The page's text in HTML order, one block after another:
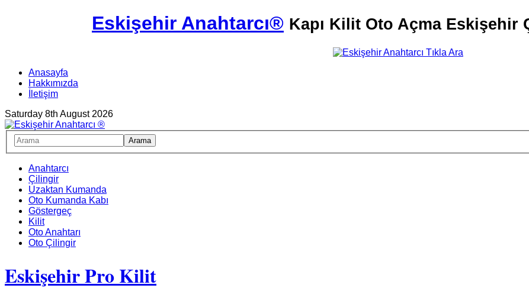
Eskişehir Anahtarcı® Kapı Kilit Oto Açma
Anasayfa
Hakkımızda
İletişim
Saturday 8th August 2026
Anahtarcı
Çilingir
Uzaktan Kumanda
Oto Kumanda Kabı
Göstergeç
Kilit
Oto Anahtarı
Oto Çilingir
Eskişehir Pro Kilit